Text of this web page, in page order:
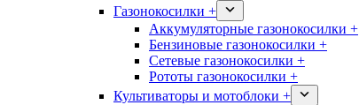
Газонокосилки +
Аккумуляторные газонокосилки +
Бензиновые газонокосилки +
Сетевые газонокосилки +
Рототы газонокосилки +
Культиваторы и мотоблоки +